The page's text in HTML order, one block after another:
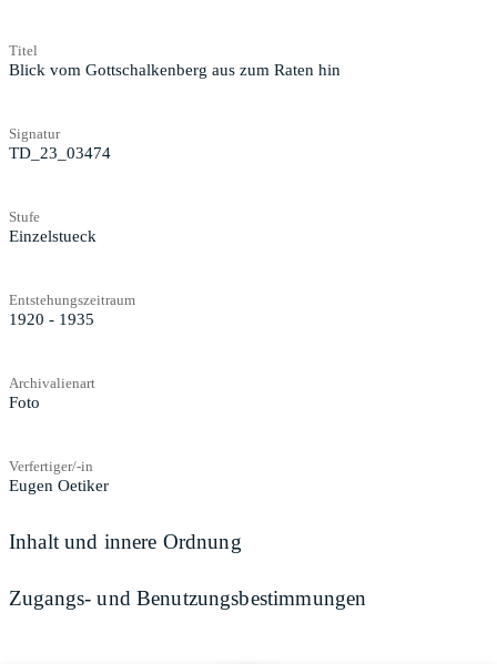
Titel
Blick vom Gottschalkenberg aus zum Raten hin
Signatur
TD_23_03474
Stufe
Einzelstueck
Entstehungszeitraum
1920 - 1935
Archivalienart
Foto
Verfertiger/-in
Eugen Oetiker
Inhalt und innere Ordnung
Zugangs- und Benutzungsbestimmungen